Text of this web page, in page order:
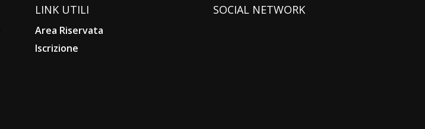
LINK UTILI
Area Riservata
Iscrizione
SOCIAL NETWORK